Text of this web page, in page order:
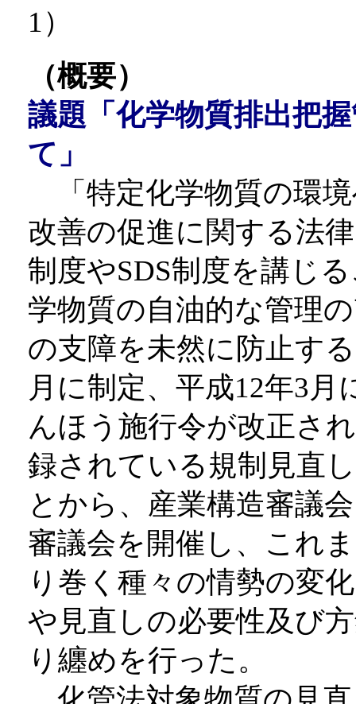
1）
（概要）
議題「化学物質排出把
て」
「特定化学物質の環
改善の促進に関する法
制度やSDS制度を講じ
学物質の自油的な管理
の支障を未然に防止す
月に制定、平成12年3月
んほう施行令が改正さ
録されている規制見直
とから、産業構造審議
審議会を開催し、これ
り巻く種々の情勢の変
や見直しの必要性及び
り纏めを行った。